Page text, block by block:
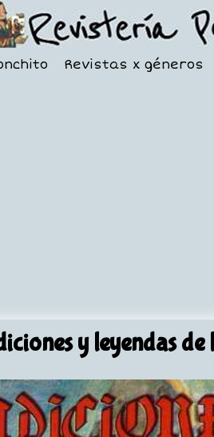
Revistas x géneros
y leyendas